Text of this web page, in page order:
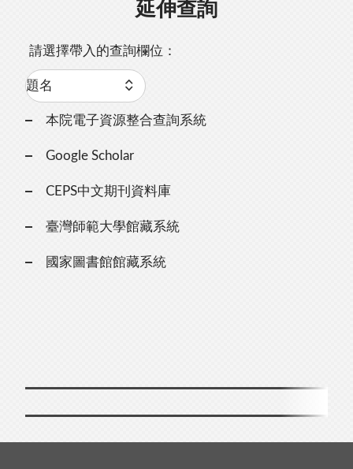
延伸查詢
請選擇帶入的查詢欄位：
本院電子資源整合查詢系統
Google Scholar
CEPS中文期刊資料庫
臺灣師範大學館藏系統
國家圖書館館藏系統